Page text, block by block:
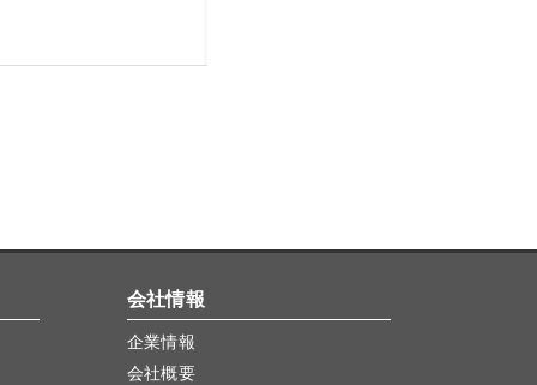
会社情報
企業情報
会社概要